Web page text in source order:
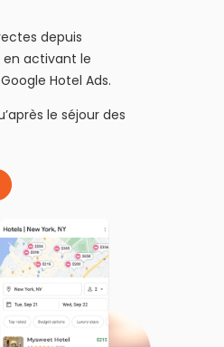
depuis
en activant le
Hotel Ads.
le séjour des